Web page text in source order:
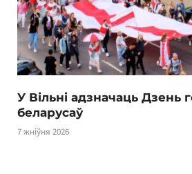
У Вільні адзначаць Дзень
беларусаў
7 жніўня 2026